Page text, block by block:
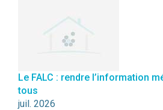
Le FALC : rendre l’information
tous
juil. 2026